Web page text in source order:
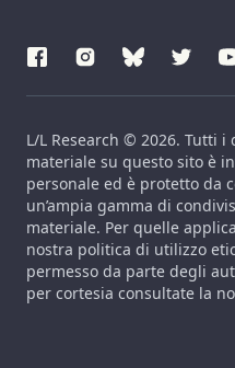
L/L Research © 2026. Tutti
materiale su questo sito è
personale ed è protetto da
un’ampia gamma di
materiale. Per quelle
nostra politica di utilizzo
permesso da parte degli
per cortesia consultate la